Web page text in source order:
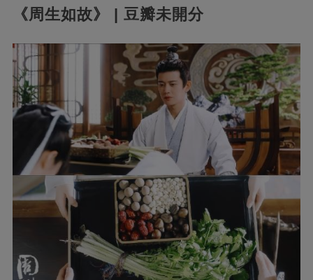
《周生如故》 | 豆瓣未開分